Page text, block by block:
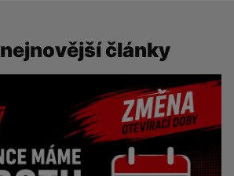
nejnovější články